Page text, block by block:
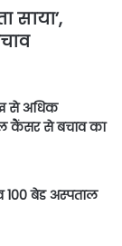
साया’,
से अधिक
कैंसर से बचाव का
100 बेड अस्पताल